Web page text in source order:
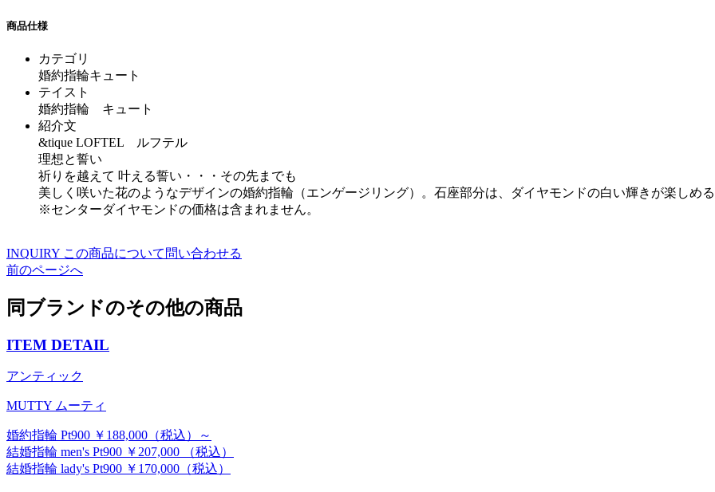
商品仕様
カテゴリ
婚約指輪キュート
テイスト
婚約指輪 キュート
紹介文
&tique LOFTEL ルフテル
理想と誓い
祈りを越えて 叶える誓い・・・その先までも
美しく咲いた花のようなデザインの婚約指輪（エンゲージリング）。石座部分は、ダイヤモンドの白い輝きが楽しめ
※センターダイヤモンドの価格は含まれません。
INQUIRY この商品について問い合わせる
前のページへ
同ブランドのその他の商品
ITEM DETAIL
アンティック
MUTTY ムーティ
婚約指輪 Pt900 ￥188,000（税込）～
結婚指輪 men's Pt900 ￥207,000 （税込）
結婚指輪 lady's Pt900 ￥170,000（税込）